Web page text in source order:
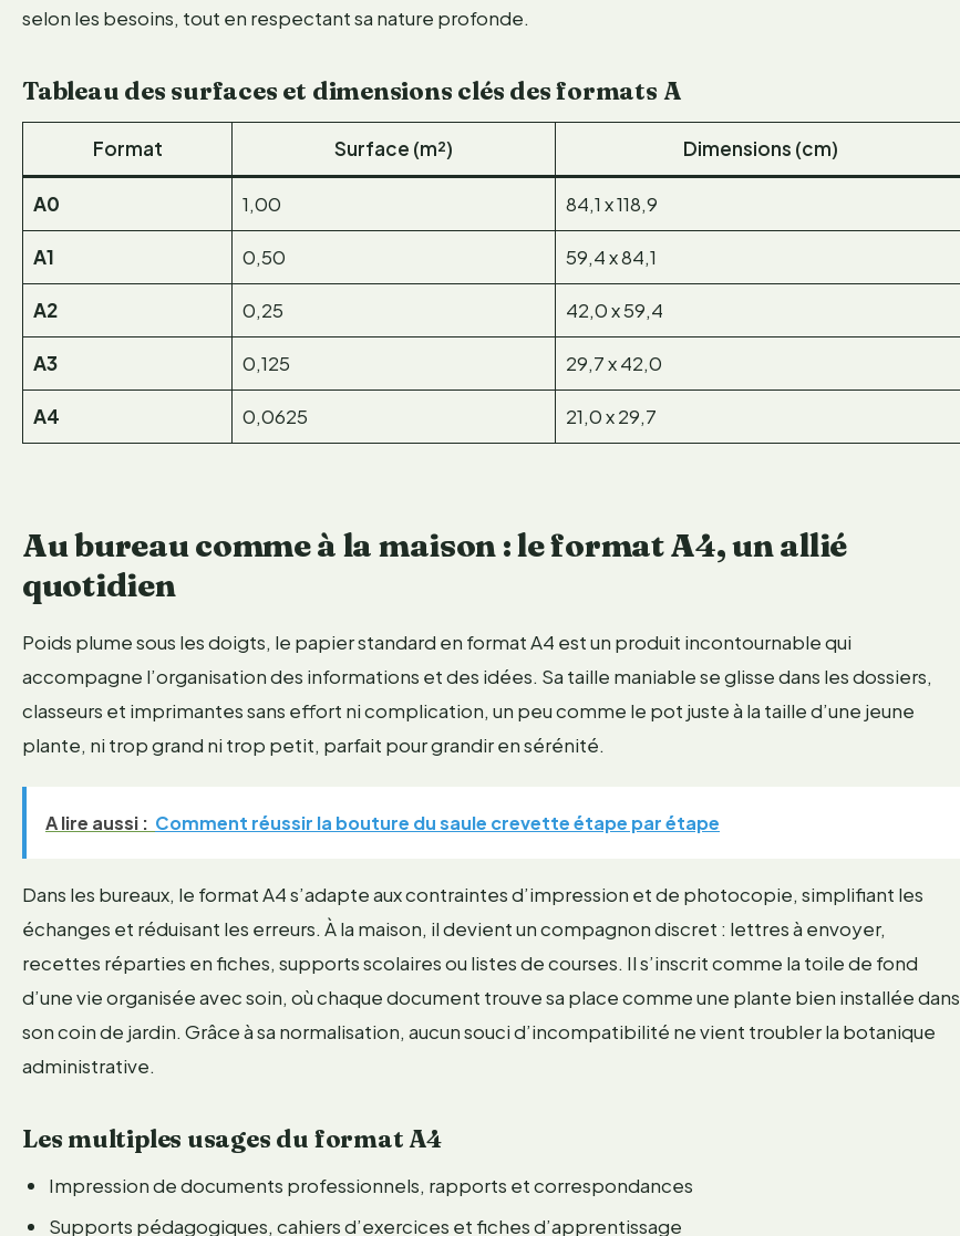
selon les besoins, tout en respectant sa nature profonde.
Tableau des surfaces et dimensions clés des formats A
Format Surface (m²) Dimensions (cm)
A0 1,00 84,1 x 118,9
A1 0,50 59,4 x 84,1
A2 0,25 42,0 x 59,4
A3 0,125 29,7 x 42,0
A4 0,0625 21,0 x 29,7
Au bureau comme à la maison : le format A4, un allié
quotidien
Poids plume sous les doigts, le papier standard en format A4 est un produit incontournable qui
accompagne l’organisation des informations et des idées. Sa taille maniable se glisse dans les dossiers,
classeurs et imprimantes sans effort ni complication, un peu comme le pot juste à la taille d’une jeune
plante, ni trop grand ni trop petit, parfait pour grandir en sérénité.
A lire aussi : Comment réussir la bouture du saule crevette étape par étape
Dans les bureaux, le format A4 s’adapte aux contraintes d’impression et de photocopie, simplifiant les
échanges et réduisant les erreurs. À la maison, il devient un compagnon discret : lettres à envoyer,
recettes réparties en fiches, supports scolaires ou listes de courses. Il s’inscrit comme la toile de fond
d’une vie organisée avec soin, où chaque document trouve sa place comme une plante bien installée dans
son coin de jardin. Grâce à sa normalisation, aucun souci d’incompatibilité ne vient troubler la botanique
administrative.
Les multiples usages du format A4
Impression de documents professionnels, rapports et correspondances
Supports pédagogiques, cahiers d’exercices et fiches d’apprentissage